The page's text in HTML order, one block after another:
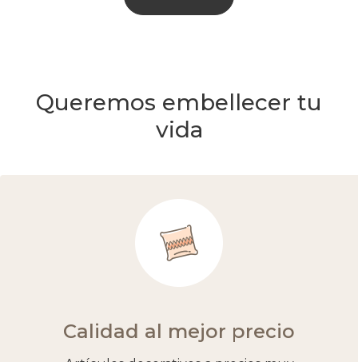
Queremos embellecer tu
vida
Calidad al mejor precio